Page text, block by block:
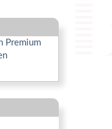
Premium